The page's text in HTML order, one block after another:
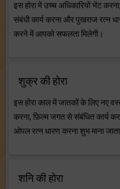
इस होरा में उच्च अधिकारियों भेंट
संबंधी कार्य करना और पुखराज रत्न
करने में आपको सफलता मिलेगी।
शुक्र की होरा
इस होरा काल में जातकों के लिए नए
करना, फ़िल्म जगत से संबंधित कार्य
ओपल रत्न धारण करना शुभ माना
शनि की होरा